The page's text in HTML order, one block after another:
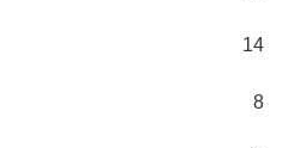
14
8